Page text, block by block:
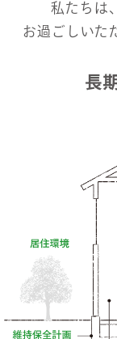
私たちは
お過ごしいた